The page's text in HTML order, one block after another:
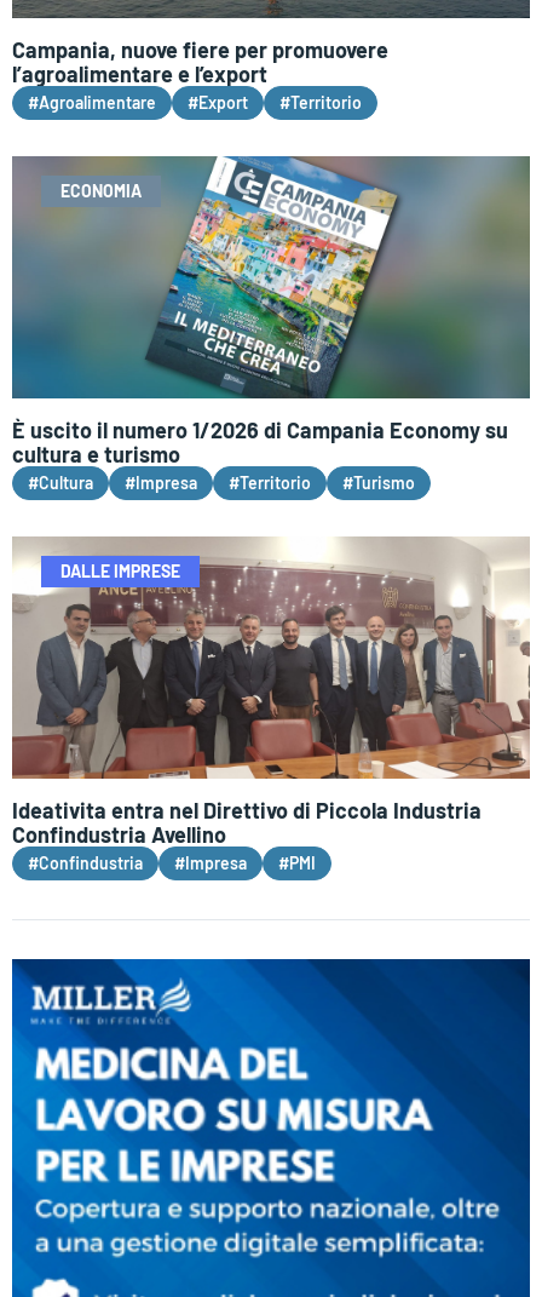
Campania, nuove fiere per promuovere
l’agroalimentare e l’export
#Agroalimentare #Export #Territorio
ECONOMIA
È uscito il numero 1/2026 di Campania Economy su
cultura e turismo
#Cultura #Impresa #Territorio #Turismo
DALLE IMPRESE
Ideativita entra nel Direttivo di Piccola Industria
Confindustria Avellino
#Confindustria #Impresa #PMI